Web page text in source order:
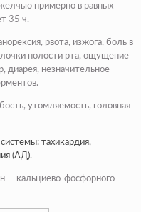
примерно в равных
35 ч.
рвота, изжога, боль в
полости рта, ощущение
диарея, незначительное
утомляемость, головная
тахикардия,
(АД).
— кальциево-фосфорного